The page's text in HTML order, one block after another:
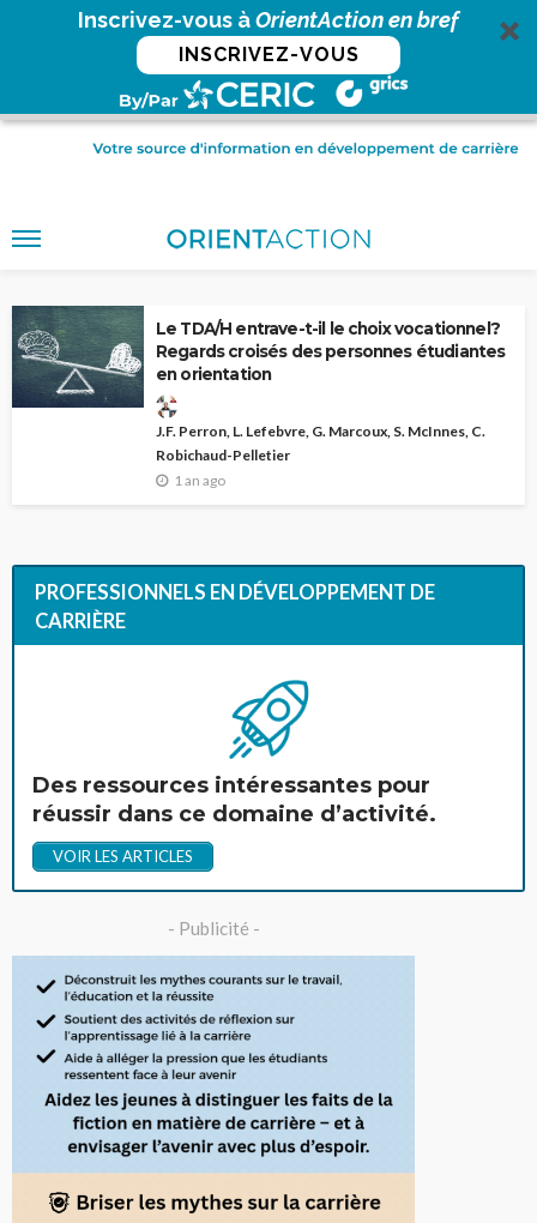
Inscrivez-vous àOrientAction en bref
INSCRIVEZ-VOUS
Le TDA/H entrave-t-il le choix vocationnel?
Regards croisés des personnes étudiantes
en orientation
J.F. Perron, L. Lefebvre, G. Marcoux, S. McInnes, C.
Robichaud-Pelletier
1 an ago
PROFESSIONNELS EN DÉVELOPPEMENT DE
CARRIÈRE
Des ressources intéressantes pour
réussir dans ce domaine d’activité.
VOIR LES ARTICLES
- Publicité -